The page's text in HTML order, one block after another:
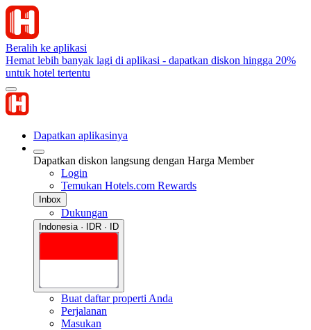
Beralih ke aplikasi
Hemat lebih banyak lagi di aplikasi - dapatkan diskon hingga 20%
untuk hotel tertentu
Dapatkan aplikasinya
Dapatkan diskon langsung dengan Harga Member
Login
Temukan Hotels.com Rewards
Inbox
Dukungan
Indonesia · IDR · ID
Buat daftar properti Anda
Perjalanan
Masukan